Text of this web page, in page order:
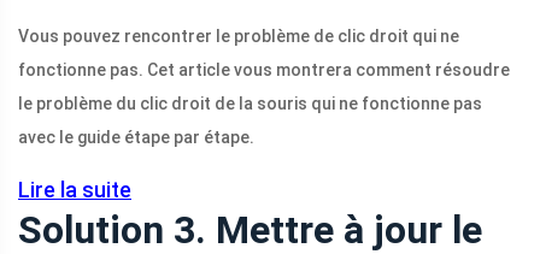
Vous pouvez rencontrer le problème de clic droit qui ne
fonctionne pas. Cet article vous montrera comment résoudre
le problème du clic droit de la souris qui ne fonctionne pas
avec le guide étape par étape.
Lire la suite
Solution 3. Mettre à jour le